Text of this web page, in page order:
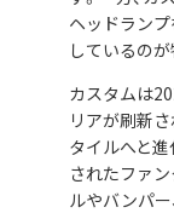
ヘッドラン
しているのが
カスタムは
リアが刷新
タイルへと
されたファ
ルやバンパー